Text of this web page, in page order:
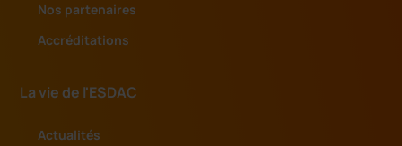
Nos partenaires
Accréditations
La vie de l'ESDAC
Actualités